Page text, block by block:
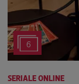
6
SERIALE ONLINE